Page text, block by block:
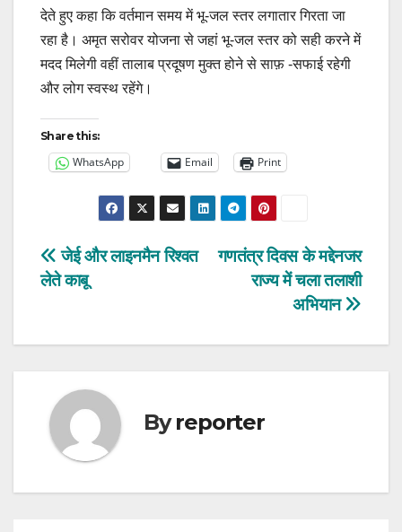
देते हुए कहा कि वर्तमान समय में भू-जल स्तर लगातार गिरता जा
रहा है। अमृत सरोवर योजना से जहां भू-जल स्तर को सही करने में
मदद मिलेगी वहीं तालाब प्रदूषण मुक्त होने से साफ़ -सफाई रहेगी
और लोग स्वस्थ रहेंगे।
Share this:
WhatsApp Email Print
Post
navigation
गणतंत्र दिवस के मद्देनजर
राज्य में चला तलाशी
अभियान
जेई और लाइनमैन रिश्वत
लेते काबू
Byreporter